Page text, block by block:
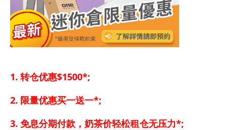
1. 转仓优惠$1500*;
2. 限量优惠买一送一*;
3. 免息分期付款，奶茶价轻松租仓无压力*;